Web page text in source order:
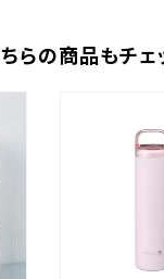
らの商品もチェ